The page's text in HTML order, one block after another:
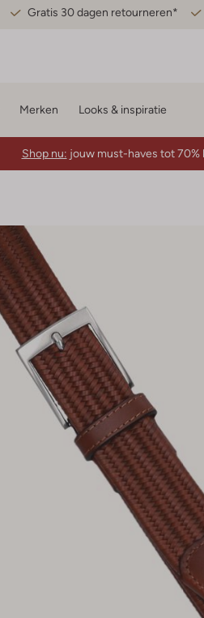
Gratis 30 dagen retourneren*
Merken Looks & inspiratie
Shop nu: jouw must-haves tot 70%